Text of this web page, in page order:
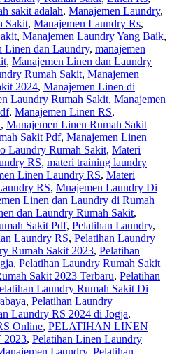
sakit adalah, Manajemen Laundry,
Sakit, Manajemen Laundry Rs,
, Manajemen Laundry Yang Baik,
Linen dan Laundry, manajemen
, Manajemen Linen dan Laundry
Rumah Sakit, Manajemen
2024, Manajemen Linen di
Laundry Rumah Sakit, Manajemen
, Manajemen Linen RS,
, Manajemen Linen Rumah Sakit
Sakit Pdf, Manajemen Linen
Laundry Rumah Sakit, Materi
RS, materi training laundry
Linen Laundry RS, Materi
RS, Mnajemen Laundry Di
Linen dan Laundry di Rumah
dan Laundry Rumah Sakit,
Sakit Pdf, Pelatihan Laundry,
Laundry RS, Pelatihan Laundry
Rumah Sakit 2023, Pelatihan
, Pelatihan Laundry Rumah Sakit
Sakit 2023 Terbaru, Pelatihan
Laundry Rumah Sakit Di
, Pelatihan Laundry
Laundry RS 2024 di Jogja,
Online, PELATIHAN LINEN
, Pelatihan Linen Laundry
Laundry, Pelatihan